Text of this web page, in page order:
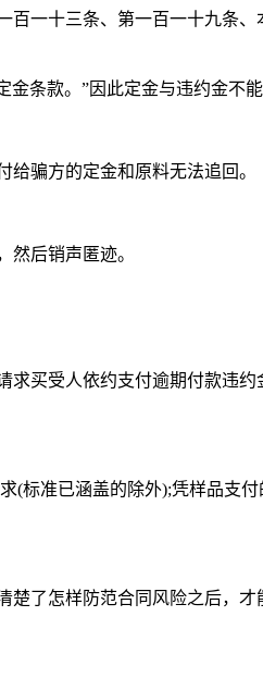
一十三条、第一百一十九条
条款。”因此定金与违约金不
骗方的定金和原料无法追回。
后销声匿迹。
买受人依约支付逾期付款违
(标准已涵盖的除外);凭样品支
楚了怎样防范合同风险之后，